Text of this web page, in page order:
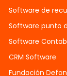
Software de
Software punto
Software
CRM Software
Fundación